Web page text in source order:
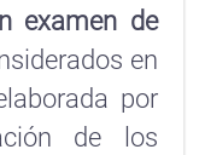
examen de
en
por
de los